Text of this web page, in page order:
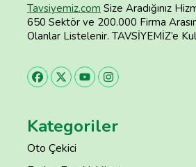
Tavsiyemiz.com Size Aradığınız
650 Sektör ve 200.000 Firma
Olanlar Listelenir. TAVSİYEMİZ’e
Kategoriler
Oto Çekici